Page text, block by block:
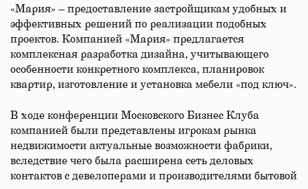
«Мария» – предоставление застройщикам удобных и
эффективных решений по реализации подобных
проектов. Компанией «Мария» предлагается
комплексная разработка дизайна, учитывающего
особенности конкретного комплекса, планировок
квартир, изготовление и установка мебели «под ключ».
В ходе конференции Московского Бизнес Клуба
компанией были представлены игрокам рынка
недвижимости актуальные возможности фабрики,
вследствие чего была расширена сеть деловых
контактов с девелоперами и производителями бытовой